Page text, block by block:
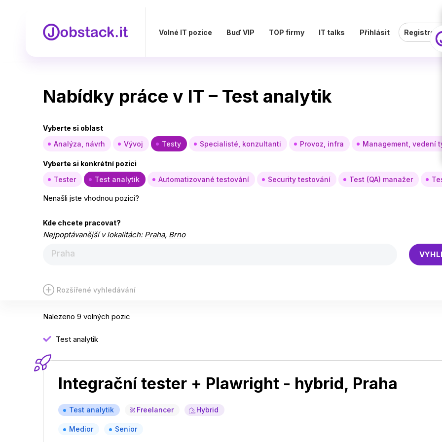
Volné IT pozice Buď VIP TOP firmy IT talks Přihlásit
Nabídky práce v IT – Test analytik
Vyberte si oblast
Analýza, návrh
Vývoj Testy Specialisté, konzultanti Provoz, infra Management, vedení
Vyberte si konkrétní pozici
Tester
Test analytik Automatizované testování Security testování Test (QA) manažer
Nenašli jste vhodnou pozici?
Kde chcete pracovat?
Nejpoptávanější v lokalitách: Praha, Brno
Praha
Rozšířené vyhledávání
Nalezeno 9 volných pozic
Test analytik
Integrační tester + Plawright - hybrid, Praha
Test analytik Freelancer Hybrid
Medior Senior